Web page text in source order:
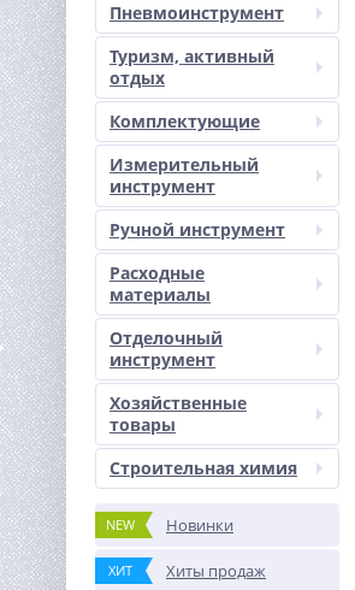
Пневмоинструмент
Туризм, активный
отдых
Комплектующие
Измерительный
инструмент
Ручной инструмент
Расходные
материалы
Отделочный
инструмент
Хозяйственные
товары
Строительная химия
NEW Новинки
ХИТ Хиты продаж